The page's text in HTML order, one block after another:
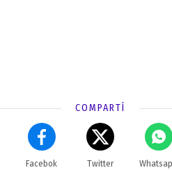
COMPARTÍ
Facebok Twitter